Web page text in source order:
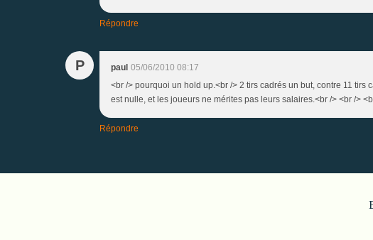
Répondre
P paul 05/06/2010 08:17
<br /> pourquoi un hold up.<br /> 2 tirs cadrés un but, contre 11
est nulle, et les joueurs ne mérites pas leurs salaires.<br /> <br />
Répondre